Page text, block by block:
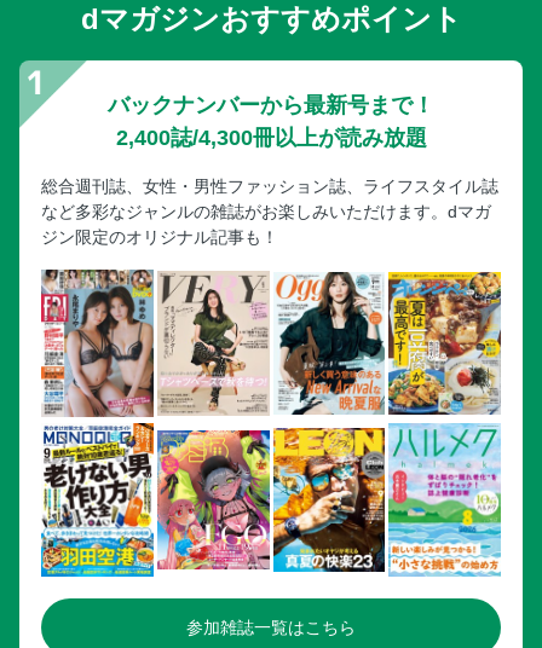
奥付dマガジンおすすめポイント
バックナンバーから最新号まで！
2,400誌/4,300冊以上が読み放題
総合週刊誌、女性・男性ファッション誌、ライフスタイル誌
など多彩なジャンルの雑誌がお楽しみいただけます。dマガ
ジン限定のオリジナル記事も！
参加雑誌一覧はこちら